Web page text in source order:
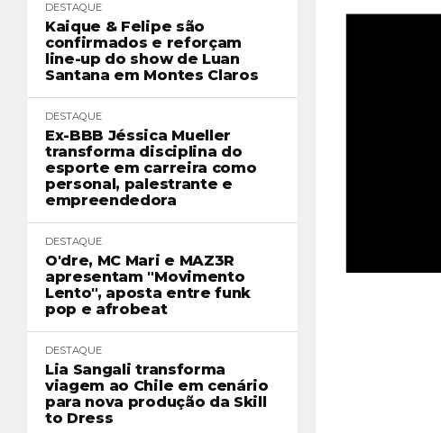
DESTAQUE
Kaique & Felipe são
confirmados e reforçam
line-up do show de Luan
Santana em Montes Claros
DESTAQUE
Ex-BBB Jéssica Mueller
transforma disciplina do
esporte em carreira como
personal, palestrante e
empreendedora
DESTAQUE
O'dre, MC Mari e MAZ3R
apresentam "Movimento
Lento", aposta entre funk
pop e afrobeat
DESTAQUE
Lia Sangali transforma
viagem ao Chile em cenário
para nova produção da Skill
to Dress